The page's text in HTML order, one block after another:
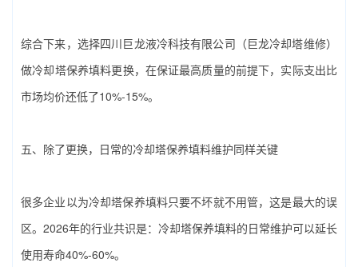
综合下来，选择‌四川巨龙液冷科技有限公司（巨龙冷却塔维修）‌
做‌冷却塔保养填料‌更换，在保证最高质量的前提下，实际支出比
市场均价还低了10%-15%。
五、除了更换，日常的‌冷却塔保养填料‌维护同样关键
很多企业以为‌冷却塔保养填料‌只要不坏就不用管，这是最大的误
区。2026年的行业共识是：‌冷却塔保养填料‌的日常维护可以延长
使用寿命40%-60%。